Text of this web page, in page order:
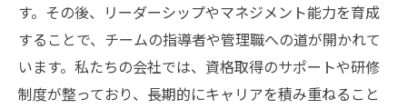
す。その後、リーダーシップやマネジメント能力を育成
することで、チームの指導者や管理職への道が開かれて
います。私たちの会社では、資格取得のサポートや研修
制度が整っており、長期的にキャリアを積み重ねること